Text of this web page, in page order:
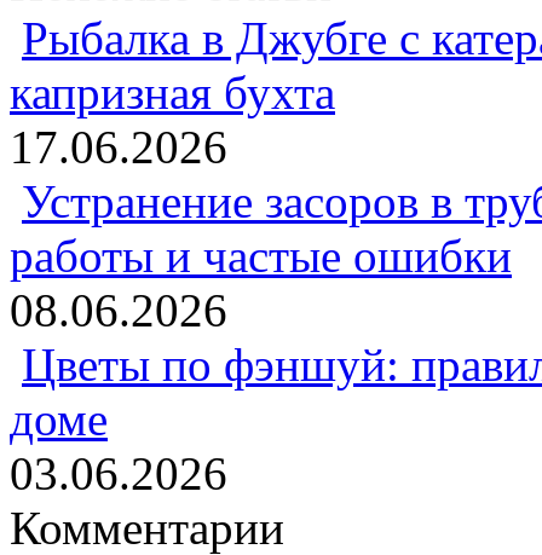
Рыбалка в Джубге с
капризная бухта
17.06.2026
Устранение засоров в
работы и частые ошибки
08.06.2026
Цветы по фэншуй:
доме
03.06.2026
Комментарии